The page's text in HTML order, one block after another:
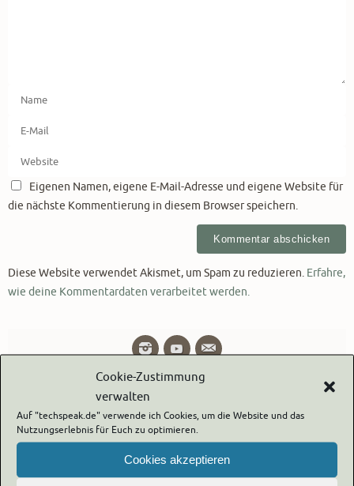
Cookie-Zustimmung
verwalten
Auf "techspeak.de" verwende ich Cookies, um die Website und das
Nutzungserlebnis für Euch zu optimieren.
Cookies akzeptieren
Eigenen Namen, eigene E-Mail-Adresse und eigene Website für
die nächste Kommentierung in diesem Browser speichern.
Diese Website verwendet Akismet, um Spam zu reduzieren. Erfahre,
wie deine Kommentardaten verarbeitet werden.
Blog via E-Mail abonnieren
Gib deine E-Mail-Adresse an, um diesen Blog zu abonnieren und
Benachrichtigungen über neue Beiträge via E-Mail zu erhalten.
Die E-Mail Adresse wird nicht an Dritte weitergegeben!